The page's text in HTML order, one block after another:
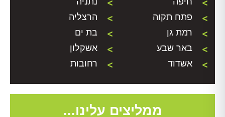
פתח תקוה
הרצליה
רמת גן
בת ים
באר שבע
אשקלון
אשדוד
רחובות
ממליצים עלינו...